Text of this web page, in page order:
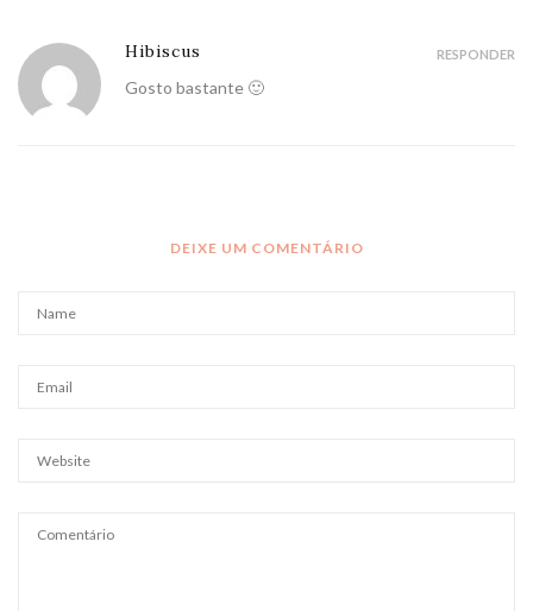
Hibiscus
Gosto bastante 🙂
RESPONDER
DEIXE UM COMENTÁRIO